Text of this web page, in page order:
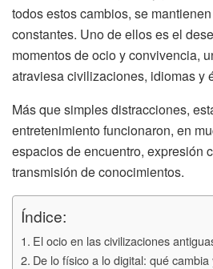
todos estos cambios, se
constantes. Uno de ellos es el
momentos de ocio y convivencia,
atraviesa civilizaciones, idiomas y
Más que simples distracciones,
entretenimiento funcionaron, en
espacios de encuentro, expresión
transmisión de conocimientos.
Índice:
El ocio en las civilizaciones
De lo físico a lo digital: qué